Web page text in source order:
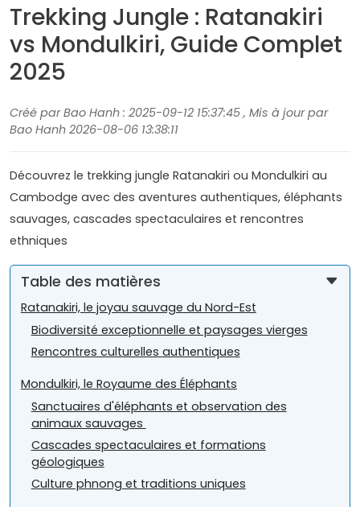
Trekking Jungle : Ratanakiri
vs Mondulkiri, Guide Complet
2025
Créé par Bao Hanh : 2025-09-12 15:37:45 , Mis à jour par
Bao Hanh 2026-08-06 13:38:11
Découvrez le trekking jungle Ratanakiri ou Mondulkiri au
Cambodge avec des aventures authentiques, éléphants
sauvages, cascades spectaculaires et rencontres
ethniques
Table des matières
Ratanakiri, le joyau sauvage du Nord-Est
Biodiversité exceptionnelle et paysages vierges
Rencontres culturelles authentiques
Mondulkiri, le Royaume des Éléphants
Sanctuaires d'éléphants et observation des
animaux sauvages
Cascades spectaculaires et formations
géologiques
Culture phnong et traditions uniques